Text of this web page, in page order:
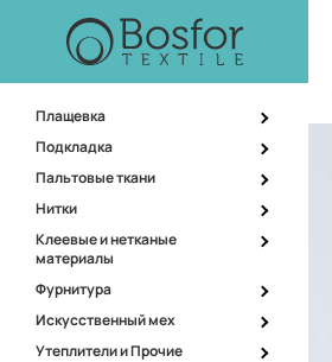
Плащевка
Подкладка
Пальтовые ткани
Нитки
Клеевые и нетканые
материалы
Фурнитура
Искусственный мех
Утеплители и Прочие